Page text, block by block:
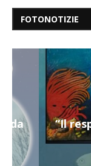
FOTONOTIZIE
“Il respiro